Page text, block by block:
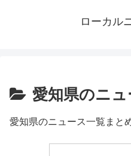
ローカル
愛知県のニ
愛知県のニュース一覧まとめ